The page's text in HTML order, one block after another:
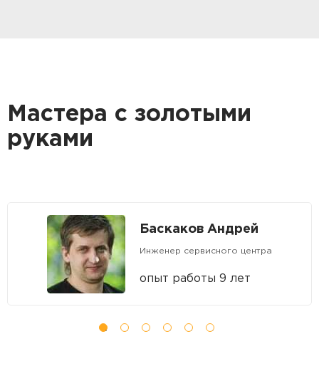
Мастера с золотыми
руками
Баскаков Андрей
Инженер сервисного центра
опыт работы 9 лет